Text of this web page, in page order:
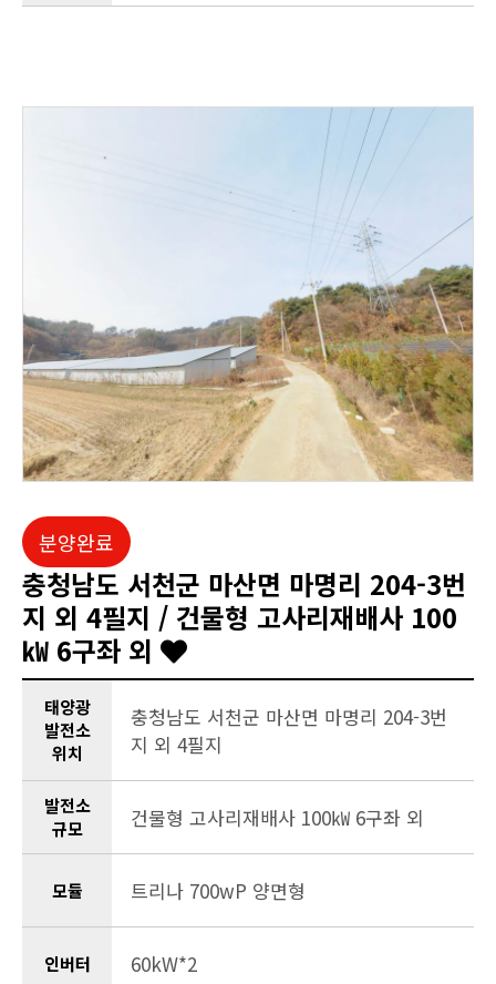
분양완료
충청남도 서천군 마산면 마명리 204-3번
지 외 4필지 / 건물형 고사리재배사 100
㎾ 6구좌 외
태양광
발전소
위치
충청남도 서천군 마산면 마명리 204-3번
지 외 4필지
발전소
규모
건물형 고사리재배사 100㎾ 6구좌 외
모듈 트리나 700wP 양면형
인버터 60kW*2